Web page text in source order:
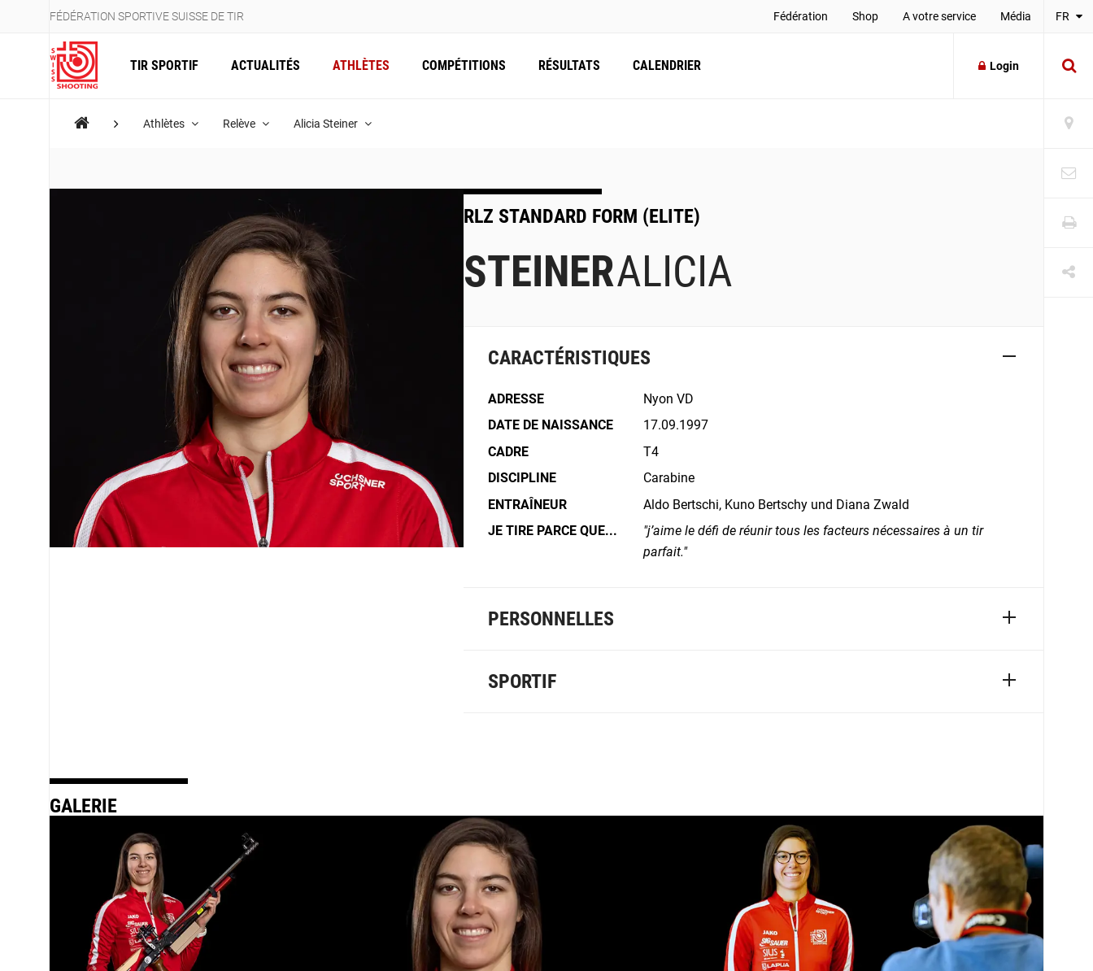
FÉDÉRATION SPORTIVE SUISSE DE TIR Fédération Shop A votre service Média FR
TIR SPORTIF ACTUALITÉS ATHLÈTES COMPÉTITIONS RÉSULTATS CALENDRIER Login
Athlètes Relève Alicia Steiner
RLZ STANDARD FORM (ELITE)
STEINERALICIA
CARACTÉRISTIQUES
ADRESSE
Nyon VD
DATE DE NAISSANCE
17.09.1997
CADRE
T4
DISCIPLINE
Carabine
ENTRAÎNEUR
Aldo Bertschi, Kuno Bertschy und Diana Zwald
JE TIRE PARCE QUE...
j’aime le défi de réunir tous les facteurs nécessaires à un tir
parfait.
PERSONNELLES
SPORTIF
GALERIE